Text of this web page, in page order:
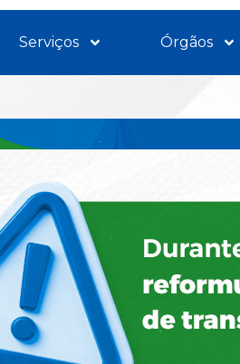
Serviços Órgãos